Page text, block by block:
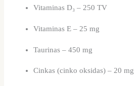
Vitaminas D₃ – 250 TV
Vitaminas E – 25 mg
Taurinas – 450 mg
Cinkas (cinko oksidas) – 20 mg